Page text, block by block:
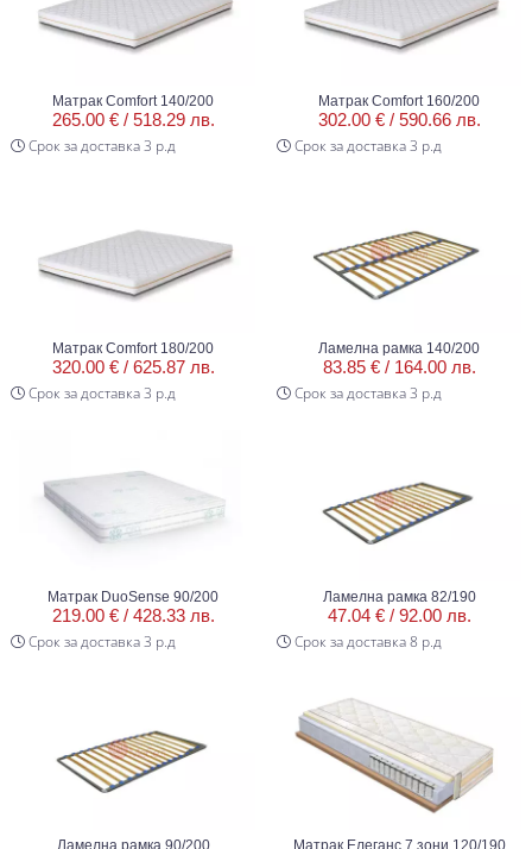
Матрак Comfort 140/200
265.00 € / 518.29 лв.
Срок за доставка 3 р.д
Матрак Comfort 160/200
302.00 € / 590.66 лв.
Срок за доставка 3 р.д
Матрак Comfort 180/200
320.00 € / 625.87 лв.
Срок за доставка 3 р.д
Ламелна рамка 140/200
83.85 € / 164.00 лв.
Срок за доставка 3 р.д
Матрак DuoSense 90/200
219.00 € / 428.33 лв.
Срок за доставка 3 р.д
Ламелна рамка 82/190
47.04 € / 92.00 лв.
Срок за доставка 8 р.д
Ламелна рамка 90/200 Матрак Елеганс 7 зони 120/190